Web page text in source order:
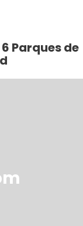
Parques de